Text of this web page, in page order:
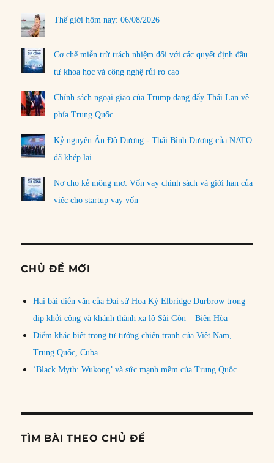
Thế giới hôm nay: 06/08/2026
Cơ chế miễn trừ trách nhiệm đối với các quyết định đầu
tư khoa học và công nghệ rủi ro cao
Chính sách ngoại giao của Trump đang đẩy Thái Lan về
phía Trung Quốc
Kỷ nguyên Ấn Độ Dương - Thái Bình Dương của NATO
đã khép lại
Nợ cho kẻ mộng mơ: Vốn vay chính sách và giới hạn của
việc cho startup vay vốn
CHỦ ĐỀ MỚI
Hai bài diễn văn của Đại sứ Hoa Kỳ Elbridge Durbrow trong
dịp khởi công và khánh thành xa lộ Sài Gòn – Biên Hòa
Điểm khác biệt trong tư tưởng chiến tranh của Việt Nam,
Trung Quốc, Cuba
‘Black Myth: Wukong’ và sức mạnh mềm của Trung Quốc
TÌM BÀI THEO CHỦ ĐỀ